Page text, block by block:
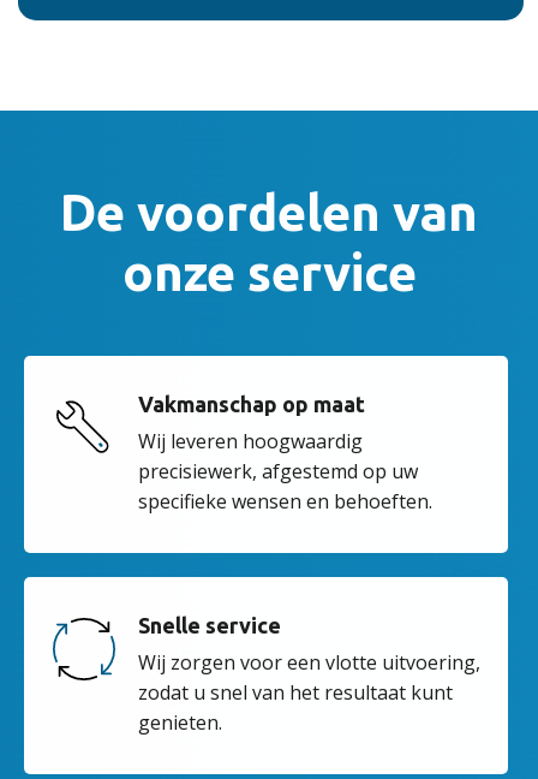
De voordelen van
onze service
Vakmanschap op maat
Wij leveren hoogwaardig
precisiewerk, afgestemd op uw
specifieke wensen en behoeften.
Snelle service
Wij zorgen voor een vlotte uitvoering,
zodat u snel van het resultaat kunt
genieten.